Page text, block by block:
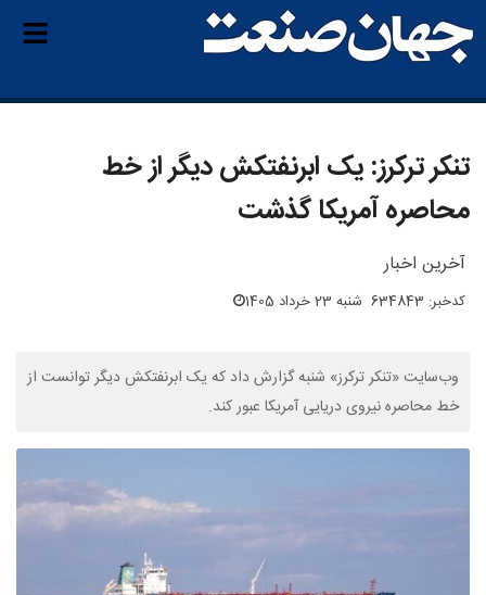
تنکر ترکرز: یک ابرنفتکش دیگر از خط
محاصره آمریکا گذشت
آخرین اخبار
کدخبر: 634843 شنبه 23 خرداد 1405
وب‌سایت «تنکر ترکرز» شنبه گزارش داد که یک ابرنفتکش دیگر توانست از
خط محاصره نیروی دریایی آمریکا عبور کند.